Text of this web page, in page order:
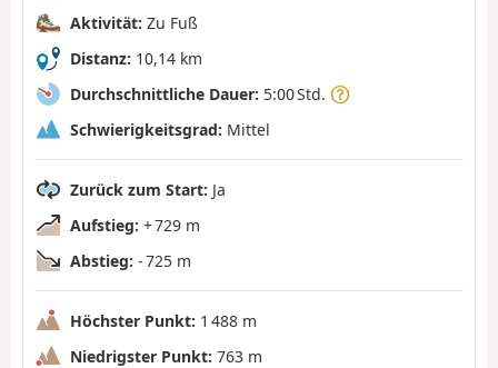
Aktivität: Zu Fuß
Distanz: 10,14 km
Durchschnittliche Dauer: 5:00 Std.
Schwierigkeitsgrad: Mittel
Zurück zum Start: Ja
Aufstieg: + 729 m
Abstieg: - 725 m
Höchster Punkt: 1 488 m
Niedrigster Punkt: 763 m